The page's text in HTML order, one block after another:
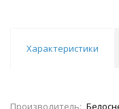
Характеристики
Производитель: